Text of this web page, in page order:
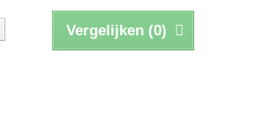
Vergelijken (0)